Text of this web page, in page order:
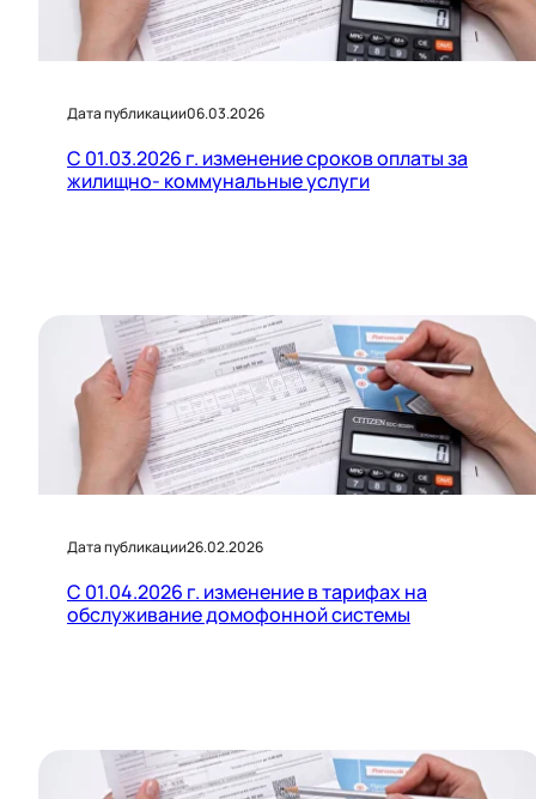
Дата публикации06.03.2026
С 01.03.2026 г. изменение сроков оплаты за
жилищно- коммунальные услуги
Дата публикации26.02.2026
С 01.04.2026 г. изменение в тарифах на
обслуживание домофонной системы